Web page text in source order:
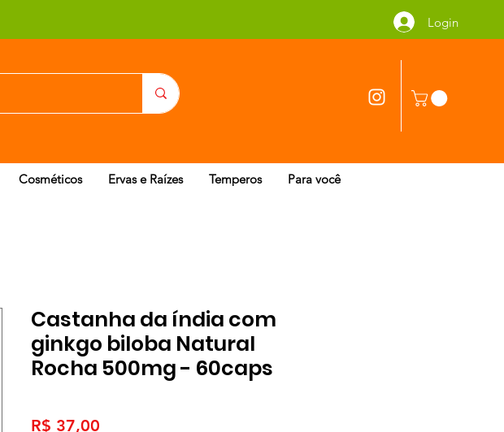
Login
Cosméticos Ervas e Raízes Temperos Para você
Castanha da índia com
ginkgo biloba Natural
Rocha 500mg - 60caps
R$ 37,00